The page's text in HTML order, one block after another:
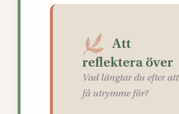
Att
reflektera över
Vad längtar du efter att
få utrymme för?